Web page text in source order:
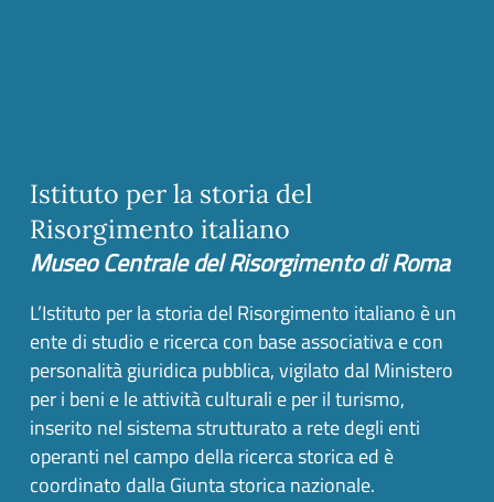
Istituto per la storia del
Risorgimento italiano
Museo Centrale del Risorgimento di Roma
L’Istituto per la storia del Risorgimento italiano è un
ente di studio e ricerca con base associativa e con
personalità giuridica pubblica, vigilato dal Ministero
per i beni e le attività culturali e per il turismo,
inserito nel sistema strutturato a rete degli enti
operanti nel campo della ricerca storica ed è
coordinato dalla Giunta storica nazionale.